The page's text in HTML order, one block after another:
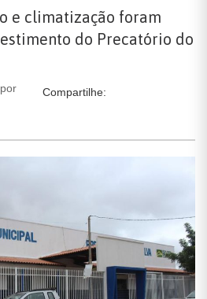
e climatização foram
do Precatório do
Compartilhe: